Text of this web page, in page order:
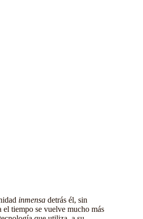
inmensa detrás él, sin
el tiempo se vuelve mucho más